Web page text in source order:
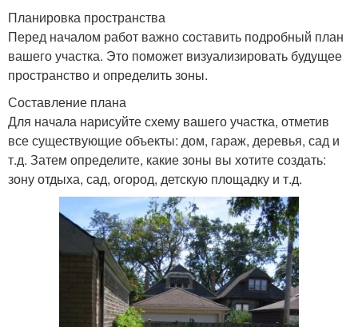
Планировка пространства
Перед началом работ важно составить подробный план
вашего участка. Это поможет визуализировать будущее
пространство и определить зоны.
Составление плана
Для начала нарисуйте схему вашего участка, отметив
все существующие объекты: дом, гараж, деревья, сад и
т.д. Затем определите, какие зоны вы хотите создать:
зону отдыха, сад, огород, детскую площадку и т.д.